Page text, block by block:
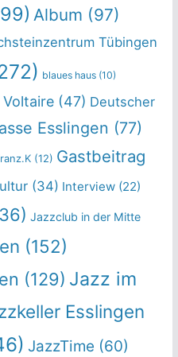
Album (97)
Tübingen
blaues haus(10)
Voltaire(47) Deutscher
Esslingen (77)
(12) Gastbeitrag
(34) Interview(22)
Jazzclub in der Mitte
(152)
(129) Jazz im
Esslingen
JazzTime (60)